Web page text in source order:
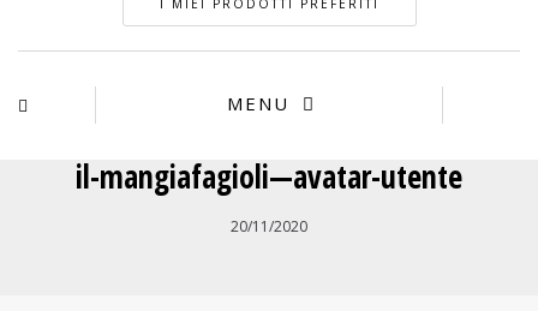
I MIEI PRODOTTI PREFERITI
MENU
il-mangiafagioli—avatar-utente
20/11/2020